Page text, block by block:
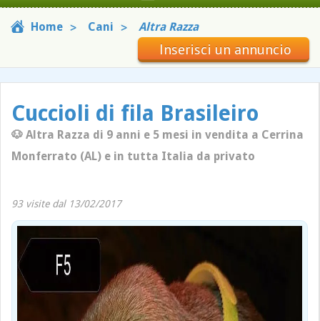
Home Cani Altra Razza
Inserisci un annuncio
Cuccioli di fila Brasileiro
🐶 Altra Razza di 9 anni e 5 mesi in vendita a Cerrina
Monferrato (AL) e in tutta Italia da privato
93 visite dal 13/02/2017